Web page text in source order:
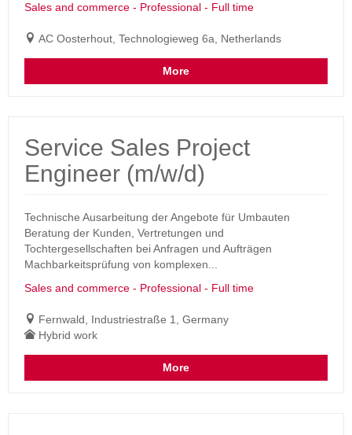
Sales and commerce - Professional - Full time
AC Oosterhout, Technologieweg 6a, Netherlands
More
Service Sales Project
Engineer (m/w/d)
Technische Ausarbeitung der Angebote für Umbauten
Beratung der Kunden, Vertretungen und
Tochtergesellschaften bei Anfragen und Aufträgen
Machbarkeitsprüfung von komplexen...
Sales and commerce - Professional - Full time
Fernwald, Industriestraße 1, Germany
Hybrid work
More